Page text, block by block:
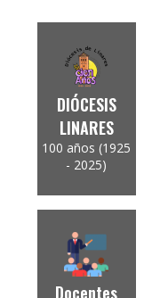
DIÓCESIS
LINARES
100 años (1925
- 2025)
Docentes